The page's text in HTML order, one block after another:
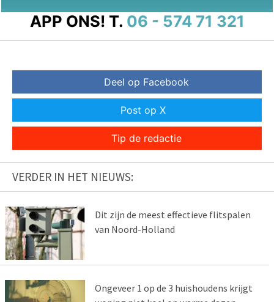
APP ONS! T. 06 - 574 71 321
Deel op Facebook
Post op X
Tip de redactie
VERDER IN HET NIEUWS:
Dit zijn de meest effectieve flitspalen
van Noord-Holland
Ongeveer 1 op de 3 huishoudens krijgt